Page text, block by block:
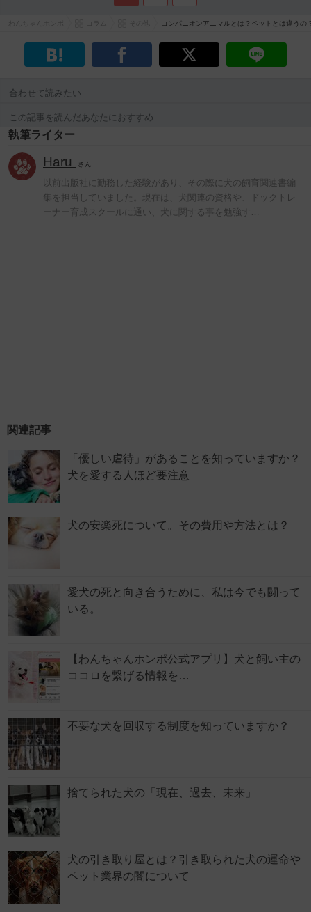
その他 コンパニオンアニマルとは？ペットとは違うの
合わせて読みたい
この記事を読んだあなたにおすすめ
執筆ライター
Haru さん
以前出版社に勤務した経験があり、その際に犬の飼育関連書編
集を担当していました。現在は、犬関連の資格や、ドックトレ
ーナー育成スクールに通い、犬に関する事を勉強す…
関連記事
「優しい虐待」があることを知っていますか？
犬を愛する人ほど要注意
犬の安楽死について。その費用や方法とは？
愛犬の死と向き合うために、私は今でも闘って
いる。
【わんちゃんホンポ公式アプリ】犬と飼い主の
ココロを繋げる情報を…
不要な犬を回収する制度を知っていますか？
捨てられた犬の「現在、過去、未来」
犬の引き取り屋とは？引き取られた犬の運命や
ペット業界の闇について